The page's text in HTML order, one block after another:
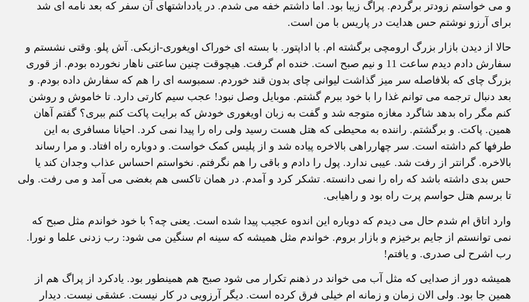
و می خواستم زودتر برگردم. پراگ زیبا بود. اما داشتم خفه می شدم. در یادداشتهای آن سفر که بعد نامه ای شد
برای آرزو نوشتم حس هدایت در پاریس با من است.
حالا از دیدن بازار بزرگ ارومچی برگشته ام. با اداپتور. با بسته ای خوراک اویغوری-ازبکی. آش پلو. وقتی نشستم و
سفارش دادم دیدم ساعت 11 و نیم صبح است. خنده ام گرفت. هیچوقت چنین ساعتی ناهار نخورده بودم. از قوری
بزرگ چای که بلافاصله سر میز گذاشت لیوانی چای بدون قند خوردم. سمبوسه ای را هم که سفارش داده بودم. و
بعد دنبال ترجمه می توانم غذا را با خود ببرم گشتم. موبایل وصل نبود! عجب سیم کارتی دارد. تا خاموش و روشن
کنم مگر راه بدهد شاگرد مغازه متوجه شد و گفت به زبان اویغوری خودش که برایت پاکت کنم ببری؟ گفتم آهان
همین. پاکت. و برگشتم. راننده به محیطی که هتل هست رسید ولی راه را پیدا نمی کرد. احیانا مسافری به این
طرفها کم داشته است. سر چهارراهی بالاخره پیاده شد و از پلیس کمک خواست. و دوباره راه افتاد. و مرا رساند
بالاخره. گرانتر از رفت شد. عیبی ندارد. پول را دادم و باقی را هم نگرفتم. نخواستم احساس عذاب وجدان کند یا
حس بدی داشته باشد که راه را نمی دانسته. تشکر کرد و آمدم. در همان تاکسی هم بغضی می آمد و می رفت. ولی
تا برسم هتل حواسم پرت راه بود و راهیابی.
وارد اتاق ام شدم حال می دیدم که دوباره این اندوه عجیب پیدا شده است. یعنی چه؟ با خود خواندم مثل صبح که
نمی توانستم از جایم برخیزم و بازار بروم. خواندم مثل همیشه که سینه ام سنگین می شود: رب زدنی علما و نورا.
رب اشرح لی صدری. و یافتم!
همیشه دور از صدایی که مثل آب می خواند در ذهنم تکرار می شود صبح هم همینطور بود. یادکرد از پراگ هم از
همین جا بود. ولی الان زمان و زمانه ام خیلی فرق کرده است. دیگر آرزویی در کار نیست. عشقی نیست. دیدار